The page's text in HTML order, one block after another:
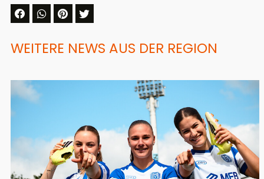
WEITERE NEWS AUS DER REGION